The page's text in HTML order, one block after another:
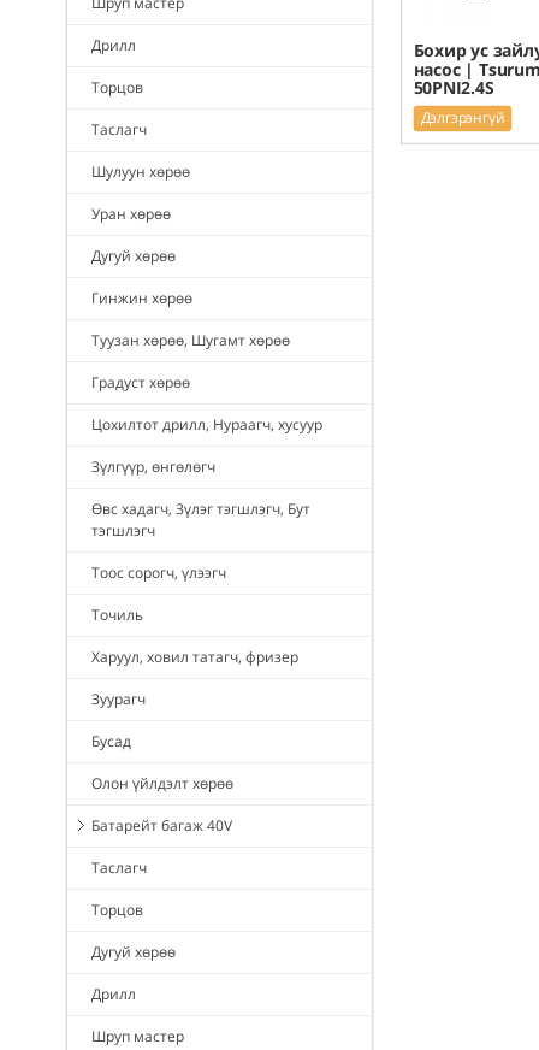
Дрилл
Торцов
Таслагч
Шулуун хөрөө
Уран хөрөө
Дугуй хөрөө
Гинжин хөрөө
Туузан хөрөө, Шугамт хөрөө
Градуст хөрөө
Цохилтот дрилл, Нураагч, хусуур
Зүлгүүр, өнгөлөгч
Өвс хадагч, Зүлэг тэгшлэгч, Бут
тэгшлэгч
Тоос сорогч, үлээгч
Точиль
Харуул, ховил татагч, фризер
Зуурагч
Бусад
Олон үйлдэлт хөрөө
Батарейт багаж 40V
Таслагч
Торцов
Дугуй хөрөө
Дрилл
Шруп мастер
Бохир ус
насос |
50PNI2.4S
Дэлгэрэнгүй